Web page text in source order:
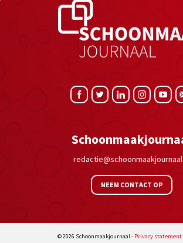
NEEM CONTACT OP
© 2026 Schoonmaakjournaal - Privacy statement